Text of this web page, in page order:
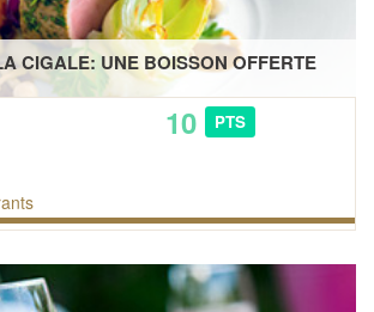
CIGALE: UNE BOISSON OFFERTE
10 PTS